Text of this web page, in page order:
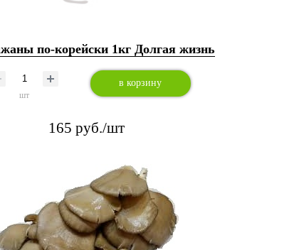
по-корейски 1кг Долгая жизнь
шт
в корзину
165 руб./шт